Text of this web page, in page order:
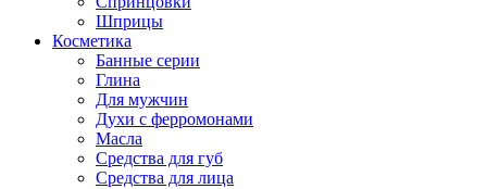
Шприцы
Косметика
Банные серии
Глина
Для мужчин
Духи с ферромонами
Масла
Средства для губ
Средства для лица